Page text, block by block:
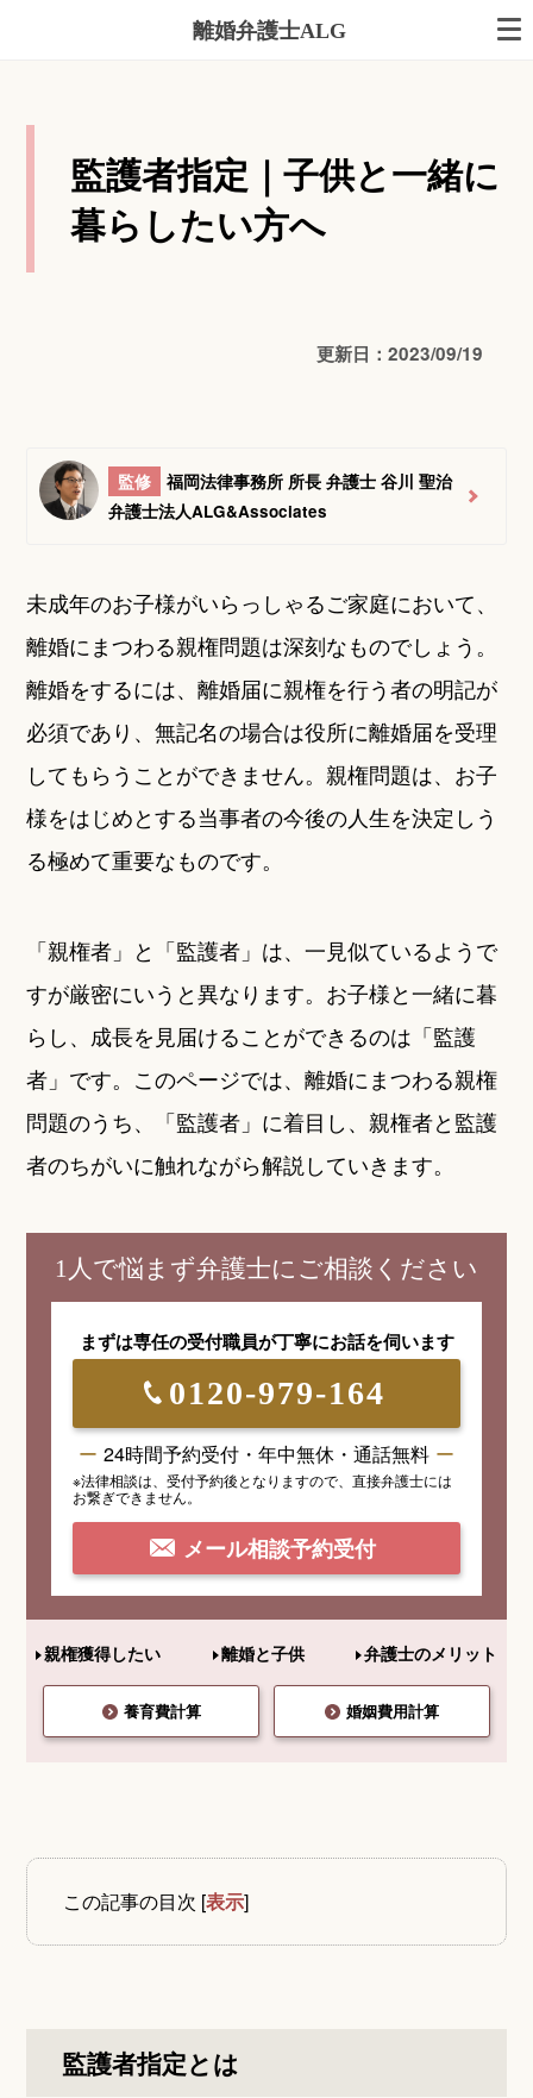
離婚弁護士ALG
監護者指定｜子供と一緒に
暮らしたい方へ
更新日：2023/09/19
監修
福岡法律事務所 所長 弁護士 谷川 聖治
弁護士法人ALG&Associates
未成年のお子様がいらっしゃるご家庭において、
離婚にまつわる親権問題は深刻なものでしょう。
離婚をするには、離婚届に親権を行う者の明記が
必須であり、無記名の場合は役所に離婚届を受理
してもらうことができません。親権問題は、お子
様をはじめとする当事者の今後の人生を決定しう
る極めて重要なものです。
「親権者」と「監護者」は、一見似ているようで
すが厳密にいうと異なります。お子様と一緒に暮
らし、成長を見届けることができるのは「監護
者」です。このページでは、離婚にまつわる親権
問題のうち、「監護者」に着目し、親権者と監護
者のちがいに触れながら解説していきます。
1人で悩まず弁護士にご相談ください
まずは専任の受付職員が丁寧にお話を伺います
0120-979-164
24時間予約受付・年中無休・通話無料
※法律相談は、受付予約後となりますので、 直接弁護士には
お繋ぎできません。
メール相談予約受付
親権獲得したい 離婚と子供 弁護士のメリット
養育費計算 婚姻費用計算
この記事の目次 [表示]
監護者指定とは